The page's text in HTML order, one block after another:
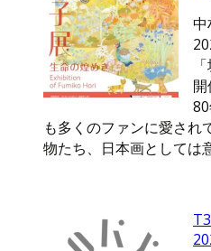
中
も多くのファンに愛され
物たち、日本画としては